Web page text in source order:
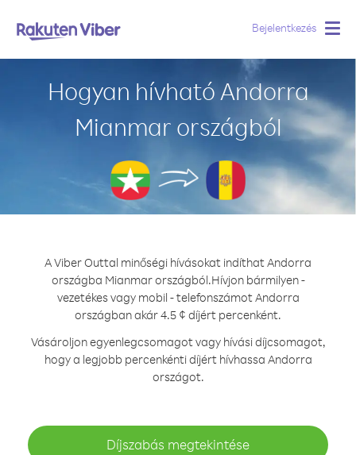
Bejelentkezés
Hogyan hívható Andorra
Mianmar országból
A Viber Outtal minőségi hívásokat indíthat Andorra
országba Mianmar országból.Hívjon bármilyen -
vezetékes vagy mobil - telefonszámot Andorra
országban akár 4.5 ¢ díjért percenként.
Vásároljon egyenlegcsomagot vagy hívási díjcsomagot,
hogy a legjobb percenkénti díjért hívhassa Andorra
országot.
Díjszabás megtekintése